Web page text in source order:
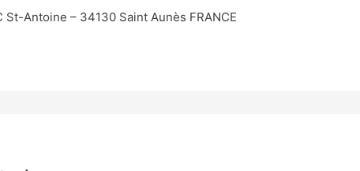
St-Antoine – 34130 Saint Aunès FRANCE